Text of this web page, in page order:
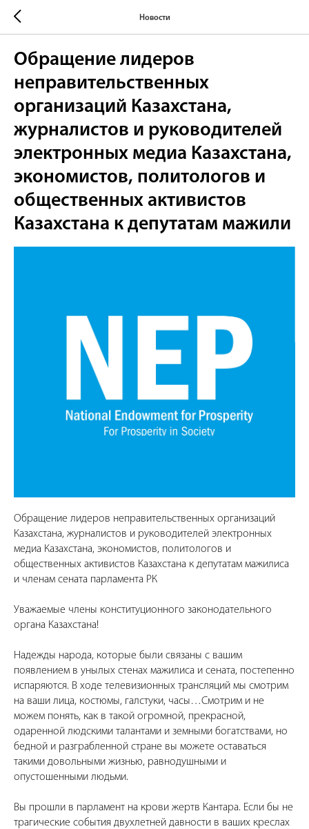
Новости
Обращение лидеров
неправительственных
организаций Казахстана,
журналистов и руководителей
электронных медиа Казахстана,
экономистов, политологов и
общественных активистов
Казахстана к депутатам мажили
Обращение лидеров неправительственных организаций
Казахстана, журналистов и руководителей электронных
медиа Казахстана, экономистов, политологов и
общественных активистов Казахстана к депутатам мажилиса
и членам сената парламента РК
Уважаемые члены конституционного законодательного
органа Казахстана!
Надежды народа, которые были связаны с вашим
появлением в унылых стенах мажилиса и сената, постепенно
испаряются. В ходе телевизионных трансляций мы смотрим
на ваши лица, костюмы, галстуки, часы…Смотрим и не
можем понять, как в такой огромной, прекрасной,
одаренной людскими талантами и земными богатствами, но
бедной и разграбленной стране вы можете оставаться
такими довольными жизнью, равнодушными и
опустошенными людьми.
Вы прошли в парламент на крови жертв Кантара. Если бы не
трагические события двухлетней давности в ваших креслах